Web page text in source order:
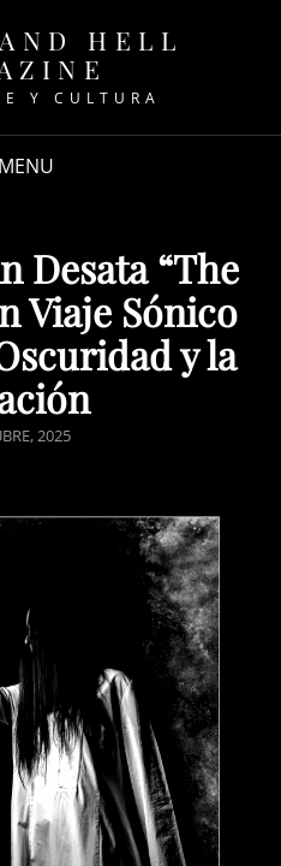
HELL
Y CULTURA
MENU
Desata “The
Viaje Sónico
y la
2025